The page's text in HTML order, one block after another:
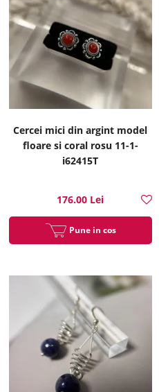
Cercei mici din argint model
floare si coral rosu 11-1-
i62415T
176.00 Lei
Pune in cos